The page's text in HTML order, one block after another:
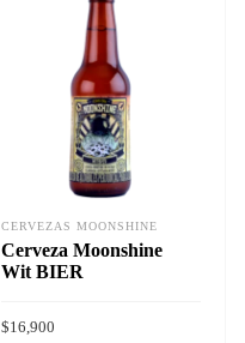
CERVEZAS MOONSHINE
Cerveza Moonshine
Wit BIER
$16,900